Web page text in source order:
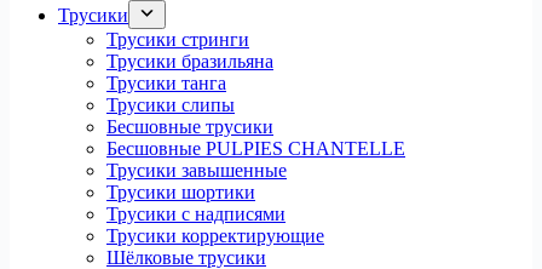
Трусики
Трусики стринги
Трусики бразильяна
Трусики танга
Трусики слипы
Бесшовные трусики
Бесшовные PULPIES CHANTELLE
Трусики завышенные
Трусики шортики
Трусики с надписями
Трусики корректирующие
Шёлковые трусики